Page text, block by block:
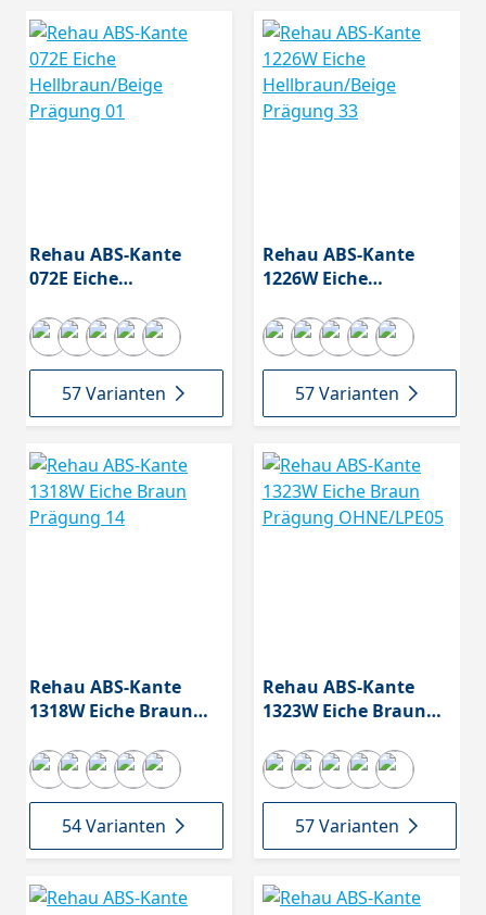
Rehau ABS-Kante
072E Eiche
Prägung 01
57 Varianten
Rehau ABS-Kante
1226W Eiche
Prägung 33
57 Varianten
Rehau ABS-Kante
1318W Eiche Braun
54 Varianten
Rehau ABS-Kante
1323W Eiche Braun
57 Varianten